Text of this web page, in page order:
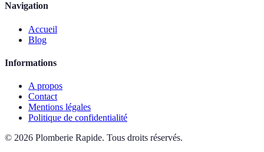
Navigation
Accueil
Blog
Informations
A propos
Contact
Mentions légales
Politique de confidentialité
© 2026 Plomberie Rapide. Tous droits réservés.